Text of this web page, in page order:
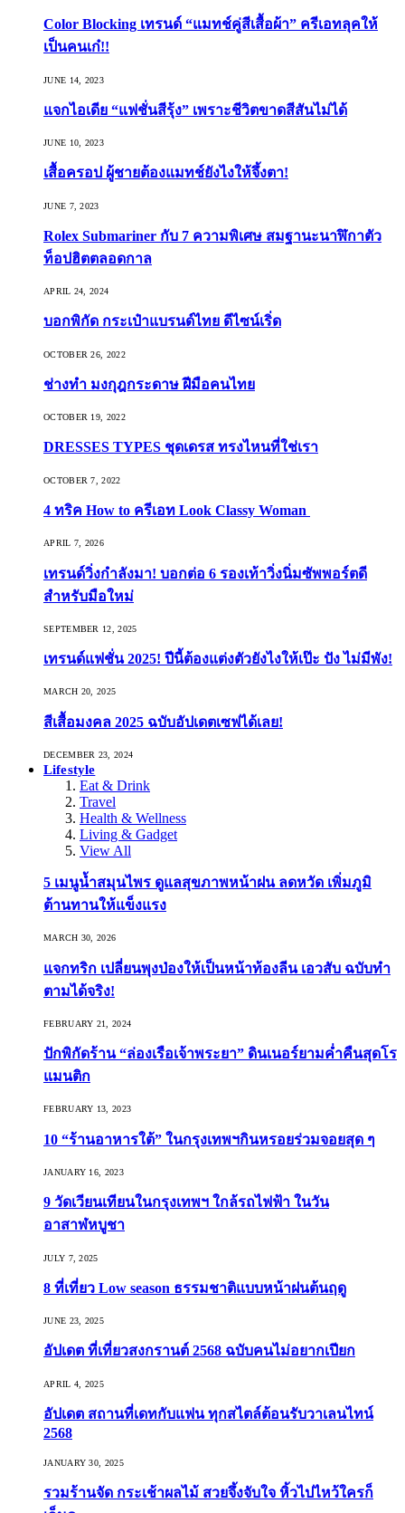
Color Blocking เทรนด์ “แมทช์คู่สีเสื้อผ้า” ครีเอทลุคให้
เป็นคนเก๋!!
JUNE 14, 2023
แจกไอเดีย “แฟชั่นสีรุ้ง” เพราะชีวิตขาดสีสันไม่ได้
JUNE 10, 2023
เสื้อครอป ผู้ชายต้องแมทช์ยังไงให้จึ้งตา!
JUNE 7, 2023
Rolex Submariner กับ 7 ความพิเศษ สมฐานะนาฬิกาตัว
ท็อปฮิตตลอดกาล
APRIL 24, 2024
บอกพิกัด กระเป๋าแบรนด์ไทย ดีไซน์เริ่ด
OCTOBER 26, 2022
ช่างทำ มงกุฎกระดาษ ฝีมือคนไทย
OCTOBER 19, 2022
DRESSES TYPES ชุดเดรส ทรงไหนที่ใช่เรา
OCTOBER 7, 2022
4 ทริค How to ครีเอท Look Classy Woman
APRIL 7, 2026
เทรนด์วิ่งกำลังมา! บอกต่อ 6 รองเท้าวิ่งนิ่มซัพพอร์ตดี
สำหรับมือใหม่
SEPTEMBER 12, 2025
เทรนด์แฟชั่น 2025! ปีนี้ต้องแต่งตัวยังไงให้เป๊ะ ปัง ไม่มีพัง!
MARCH 20, 2025
สีเสื้อมงคล 2025 ฉบับอัปเดตเซฟได้เลย!
DECEMBER 23, 2024
Lifestyle
Eat & Drink
Travel
Health & Wellness
Living & Gadget
View All
5 เมนูน้ำสมุนไพร ดูแลสุขภาพหน้าฝน ลดหวัด เพิ่มภูมิ
ต้านทานให้แข็งแรง
MARCH 30, 2026
แจกทริก เปลี่ยนพุงป่องให้เป็นหน้าท้องลีน เอวสับ ฉบับทำ
ตามได้จริง!
FEBRUARY 21, 2024
ปักพิกัดร้าน “ล่องเรือเจ้าพระยา” ดินเนอร์ยามค่ำคืนสุดโร
แมนติก
FEBRUARY 13, 2023
10 “ร้านอาหารใต้” ในกรุงเทพฯกินหรอยร่วมจอยสุด ๆ
JANUARY 16, 2023
9 วัดเวียนเทียนในกรุงเทพฯ ใกล้รถไฟฟ้า ในวัน
อาสาฬหบูชา
JULY 7, 2025
8 ที่เที่ยว Low season ธรรมชาติแบบหน้าฝนต้นฤดู️
JUNE 23, 2025
อัปเดต ที่เที่ยวสงกรานต์ 2568 ฉบับคนไม่อยากเปียก
APRIL 4, 2025
อัปเดต สถานที่เดทกับแฟน ทุกสไตล์ต้อนรับวาเลนไทน์
2568
JANUARY 30, 2025
รวมร้านจัด กระเช้าผลไม้ สวยจึ้งจับใจ หิ้วไปไหว้ใครก็